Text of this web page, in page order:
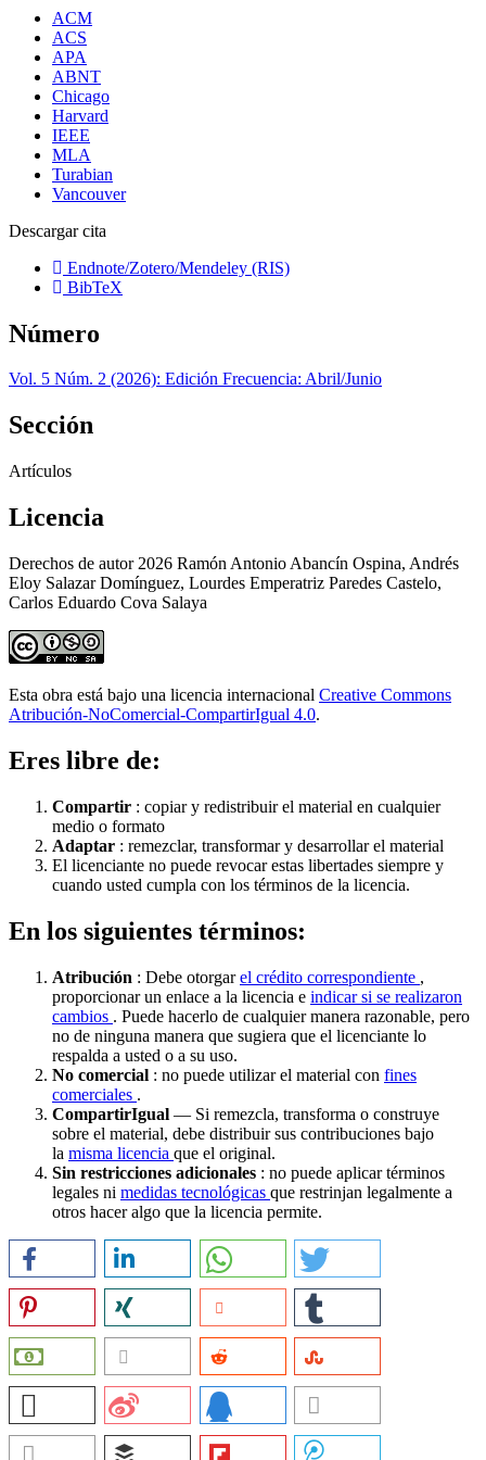
ACM
ACS
APA
ABNT
Chicago
Harvard
IEEE
MLA
Turabian
Vancouver
Descargar cita
Endnote/Zotero/Mendeley (RIS)
BibTeX
Número
Vol. 5 Núm. 2 (2026): Edición Frecuencia: Abril/Junio
Sección
Artículos
Licencia
Derechos de autor 2026 Ramón Antonio Abancín Ospina, Andrés
Eloy Salazar Domínguez, Lourdes Emperatriz Paredes Castelo,
Carlos Eduardo Cova Salaya
Esta obra está bajo una licencia internacional Creative Commons
Atribución-NoComercial-CompartirIgual 4.0.
Eres libre de:
Compartir : copiar y redistribuir el material en cualquier
medio o formato
Adaptar : remezclar, transformar y desarrollar el material
El licenciante no puede revocar estas libertades siempre y
cuando usted cumpla con los términos de la licencia.
En los siguientes términos:
Atribución : Debe otorgarel crédito correspondiente ,
proporcionar un enlace a la licencia e indicar si se realizaron
cambios . Puede hacerlo de cualquier manera razonable, pero
no de ninguna manera que sugiera que el licenciante lo
respalda a usted o a su uso.
No comercial : no puede utilizar el material con fines
comerciales .
CompartirIgual — Si remezcla, transforma o construye
sobre el material, debe distribuir sus contribuciones bajo
la misma licencia que el original.
Sin restricciones adicionales : no puede aplicar términos
legales ni medidas tecnológicas que restrinjan legalmente a
otros hacer algo que la licencia permite.